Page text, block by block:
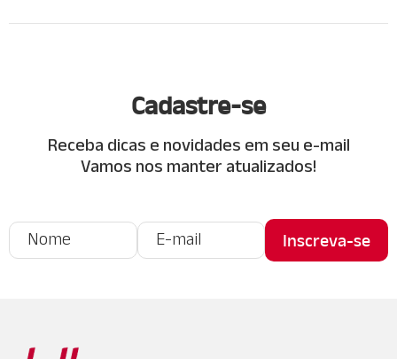
Cadastre-se
Receba dicas e novidades em seu e-mail
Vamos nos manter atualizados!